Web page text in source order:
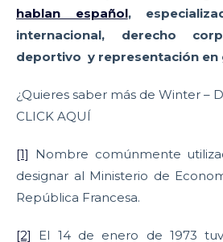
hablan español,
internacional, derecho
deportivo y representación en
¿Quieres saber más de Winter –
CLICK AQUÍ
[1] Nombre comúnmente
designar al Ministerio de
República Francesa.
[2]
El 14 de enero de 1973